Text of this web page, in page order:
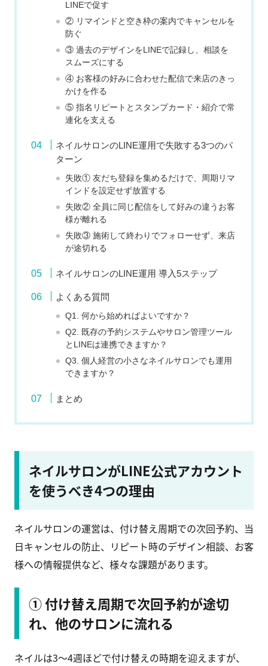
LINEで促す
② リマインドと空き枠の案内でキャンセルを
防ぐ
③ 過去のデザインをLINEで記録し、相談を
スムーズにする
④ お客様の好みに合わせた配信で来店のきっ
かけを作る
⑤ 指名リピートとスタンプカード・紹介で常
連化を支える
ネイルサロンのLINE運用で失敗する3つのパ
ターン
失敗① 友だち登録を集めるだけで、周期リマ
インドを設定せず放置する
失敗② 全員に同じ配信をして好みの違うお客
様が離れる
失敗③ 施術して終わりでフォローせず、来店
が途切れる
ネイルサロンのLINE運用 導入5ステップ
よくある質問
Q1. 何から始めればよいですか？
Q2. 既存の予約システムやサロン管理ツール
とLINEは連携できますか？
Q3. 個人経営の小さなネイルサロンでも運用
できますか？
まとめ
ネイルサロンがLINE公式アカウント
を使うべき4つの理由
ネイルサロンの運営は、付け替え周期での次回予約、当
日キャンセルの防止、リピート時のデザイン相談、お客
様への情報提供など、様々な課題があります。
① 付け替え周期で次回予約が途切
れ、他のサロンに流れる
ネイルは3〜4週ほどで付け替えの時期を迎えますが、